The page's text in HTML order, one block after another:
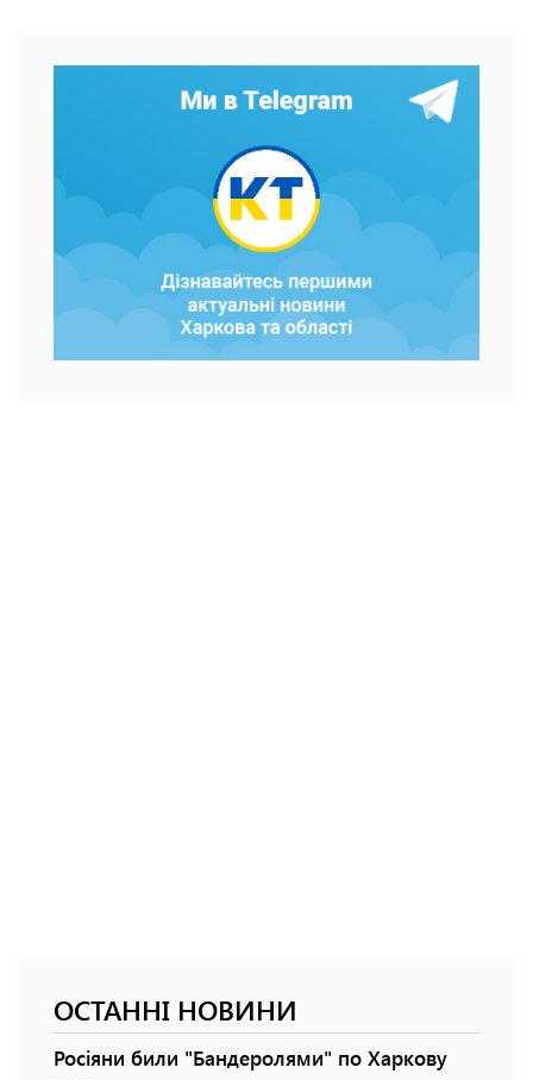
ОСТАННІ НОВИНИ
Росіяни били "Бандеролями" по Харкову